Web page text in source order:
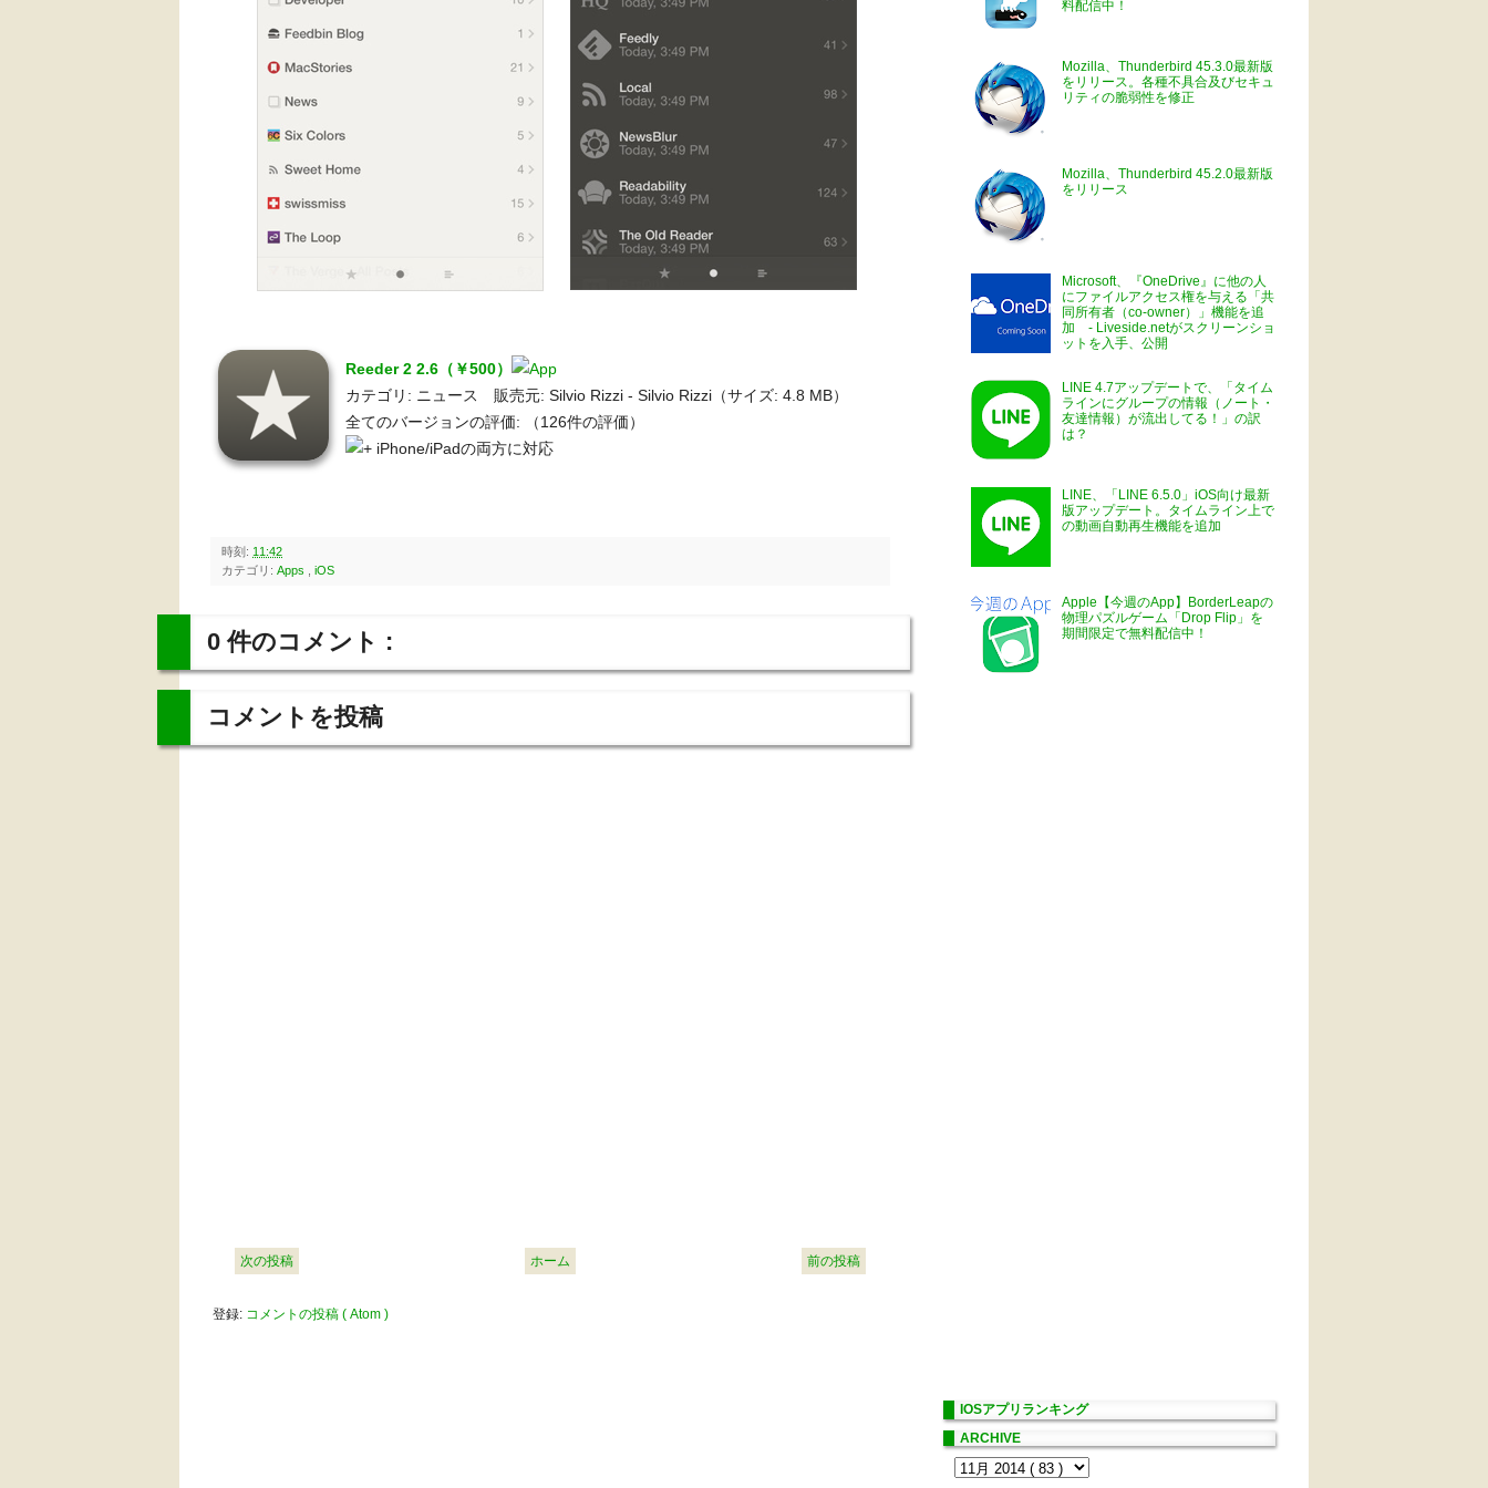
Reeder 2 2.6（￥500）
カテゴリ: ニュース 販売元: Silvio Rizzi - Silvio Rizzi（サイズ: 4.8 MB）
全てのバージョンの評価:
（126件の評価）
iPhone/iPadの両方に対応
時刻: 11:42
カテゴリ: Apps iOS
0 件のコメント :
コメントを投稿
次の投稿 前の投稿
ホーム
登録: コメントの投稿 ( Atom )
料配信中！
Mozilla、Thunderbird 45.3.0最新版
をリリース。各種不具合及びセキュ
リティの脆弱性を修正
Mozilla、Thunderbird 45.2.0最新版
をリリース
Microsoft、『OneDrive』に他の人
にファイルアクセス権を与える「共
同所有者（co-owner）」機能を追
加 - Liveside.netがスクリーンショ
ットを入手、公開
LINE 4.7アップデートで、「タイム
ラインにグループの情報（ノート・
友達情報）が流出してる！」の訳
は？
LINE、「LINE 6.5.0」iOS向け最新
版アップデート。タイムライン上で
の動画自動再生機能を追加
Apple【今週のApp】BorderLeapの
物理パズルゲーム「Drop Flip」を
期間限定で無料配信中！
IOSアプリランキング
ARCHIVE